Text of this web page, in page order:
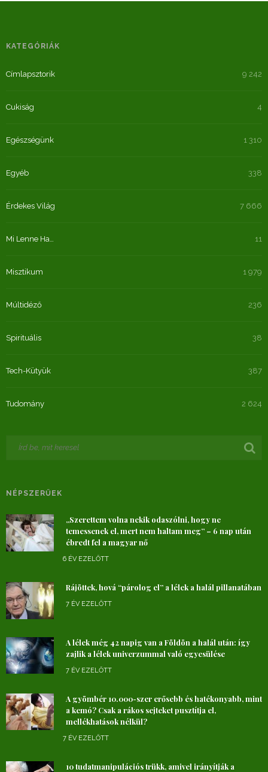
KATEGÓRIÁK
Címlapsztorik 9 242
Cukiság 4
Egészségünk 1 310
Egyéb 338
Érdekes Világ 7 666
Mi Lenne Ha… 11
Misztikum 1 979
Múltidéző 236
Spirituális 38
Tech-Kütyük 387
Tudomány 2 624
NÉPSZERŰEK
„Szerettem volna nekik odaszólni, hogy ne
temessenek el, mert nem haltam meg” – 6 nap után
ébredt fel a magyar nő
6 ÉV EZELŐTT
Rájöttek, hová “párolog el” a lélek a halál pillanatában
7 ÉV EZELŐTT
A lélek még 42 napig van a Földön a halál után: így
zajlik a lélek univerzummal való egyesülése
7 ÉV EZELŐTT
A gyömbér 10.000-szer erősebb és hatékonyabb, mint
a kemó? Csak a rákos sejteket pusztítja el,
mellékhatások nélkül?
7 ÉV EZELŐTT
10 tudatmanipulációs trükk, amivel irányítják a